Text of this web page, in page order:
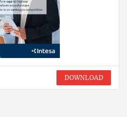
DOWNLOAD